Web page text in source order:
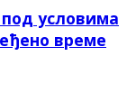
условима
време